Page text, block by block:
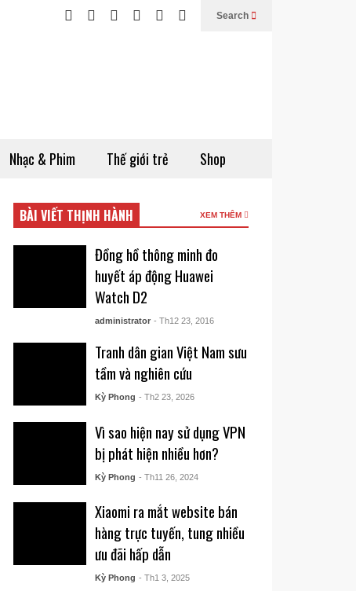
Search
Nhạc & Phim Thế giới trẻ Shop
BÀI VIẾT THỊNH HÀNH XEM THÊM
Đồng hồ thông minh đo
huyết áp động Huawei
Watch D2
administrator - Th12 23, 2016
Tranh dân gian Việt Nam sưu
tầm và nghiên cứu
Kỳ Phong - Th2 23, 2026
Vì sao hiện nay sử dụng VPN
bị phát hiện nhiều hơn?
Kỳ Phong - Th11 26, 2024
Xiaomi ra mắt website bán
hàng trực tuyến, tung nhiều
ưu đãi hấp dẫn
Kỳ Phong - Th1 3, 2025